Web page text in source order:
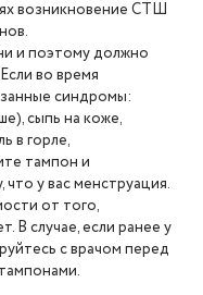
возникновение СТШ
и поэтому должно
во время
синдромы:
сыпь на коже,
в горле,
тампон и
что у вас менструация.
от того,
В случае, если ранее у
с врачом перед